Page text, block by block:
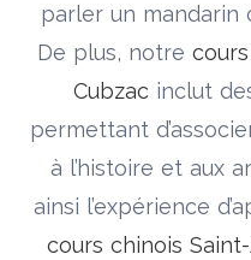
parler un mandarin
De plus, notre
Cubzacinclut
permettant
à l’histoire et aux
ainsi l’expérience
cours chinois